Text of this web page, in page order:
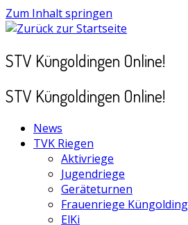
Zum Inhalt springen
STV Küngoldingen Online!
STV Küngoldingen Online!
News
TVK Riegen
Aktivriege
Jugendriege
Geräteturnen
Frauenriege
ElKi